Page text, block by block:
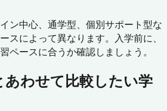
ン中心、通学型、個別サポート型な
スによって異なります。入学前に、
ペースに合うか確認しましょう。
あわせて比較したい学